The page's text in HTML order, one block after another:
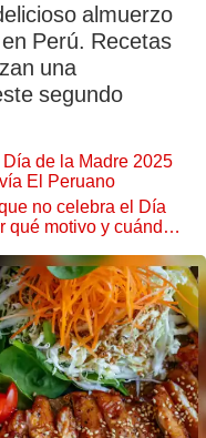
almuerzo
en Perú. Recetas
una
segundo
de la Madre 2025
El Peruano
no celebra el Día
qué motivo y cuándo